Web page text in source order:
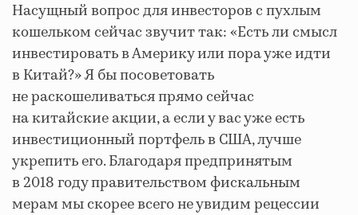
Насущный вопрос для инвесторов с пухлым
кошельком сейчас звучит так: «Есть ли смысл
инвестировать в Америку или пора уже идти
в Китай?» Я бы посоветовать
не раскошеливаться прямо сейчас
на китайские акции, а если у вас уже есть
инвестиционный портфель в США, лучше
укрепить его. Благодаря предпринятым
в 2018 году правительством фискальным
мерам мы скорее всего не увидим рецессии